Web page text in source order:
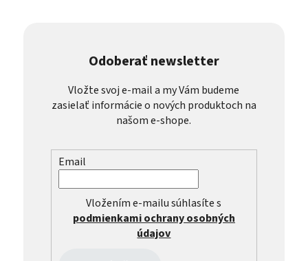
Odoberať newsletter
Vložte svoj e-mail a my Vám budeme
zasielať informácie o nových produktoch na
našom e-shope.
Email
Vložením e-mailu súhlasíte s
podmienkami ochrany osobných
údajov